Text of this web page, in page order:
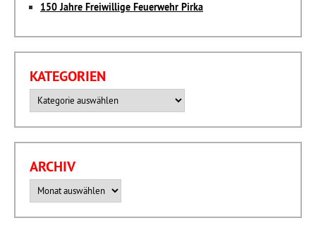
150 Jahre Freiwillige Feuerwehr Pirka
KATEGORIEN
ARCHIV